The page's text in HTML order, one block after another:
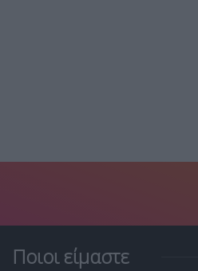
Ποιοι είμαστε